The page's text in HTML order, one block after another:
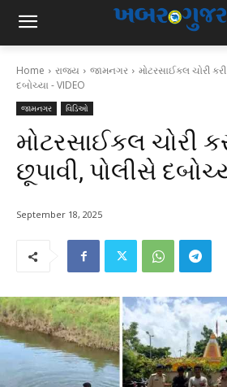
Home રાજ્ય જામનગર
મોટરસાઈકલ ચોરી
દબોચ્યા - VIDEO
જામનગર વિડિઓ
મોટરસાઈકલ ચોરી
છૂપાવી, પોલીસે
September 18, 2025